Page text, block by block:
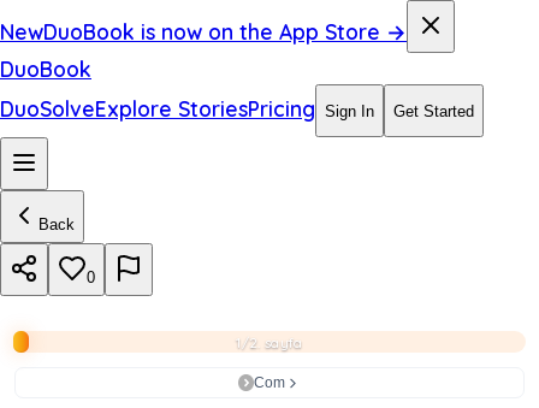
NewDuoBook is now on the App Store →
DuoBook
DuoSolveExplore StoriesPricing Sign In Get Started
Back
0
1/2. sayfa
Com
i
i
o
a
k